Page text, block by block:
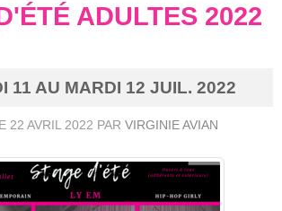
ADULTES 2022
11 AU MARDI 12 JUIL. 2022
22 AVRIL 2022 PAR VIRGINIE AVIAN